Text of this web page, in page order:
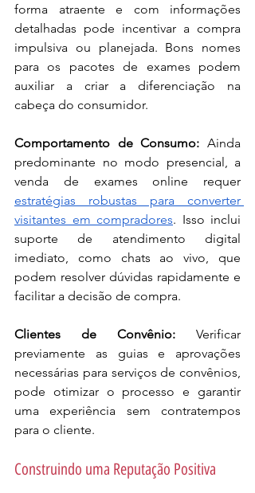
forma atraente e com informações
detalhadas pode incentivar a compra
impulsiva ou planejada. Bons nomes
para os pacotes de exames podem
auxiliar a criar a diferenciação na
cabeça do consumidor.
Comportamento de Consumo: Ainda
predominante no modo presencial, a
estratégias robustas para converter
visitantes em compradores. Isso inclui
suporte de atendimento digital
imediato, como chats ao vivo, que
podem resolver dúvidas rapidamente e
facilitar a decisão de compra.
Clientes de Convênio: Verificar
previamente as guias e aprovações
necessárias para serviços de convênios,
pode otimizar o processo e garantir
uma experiência sem contratempos
para o cliente.
Construindo uma Reputação Positiva